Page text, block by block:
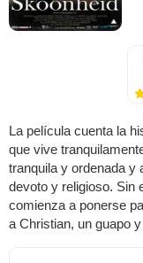
La película cuenta la
que vive
tranquila y ordenada y
devoto y religioso. Sin
comienza a ponerse
a Christian, un guapo y